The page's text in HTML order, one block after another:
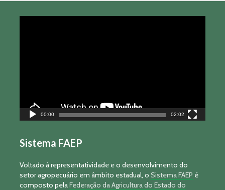
00:00 02:02
Sistema FAEP
Voltado à representatividade e o desenvolvimento do
setor agropecuário em âmbito estadual, o Sistema FAEP é
composto pelaFederação da Agricultura do Estado do